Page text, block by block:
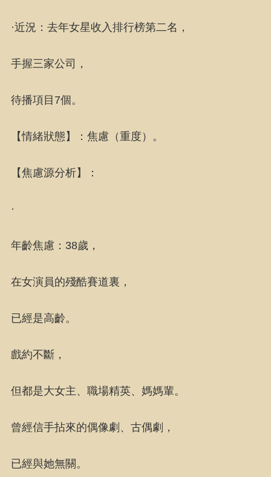
·近況：去年女星收入排行榜第二名，
手握三家公司，
待播項目7個。
【情緒狀態】：焦慮（重度）。
【焦慮源分析】：
·
年齡焦慮：38歲，
在女演員的殘酷賽道裏，
已經是高齡。
戲約不斷，
但都是大女主、職場精英、媽媽輩。
曾經信手拈來的偶像劇、古偶劇，
已經與她無關。